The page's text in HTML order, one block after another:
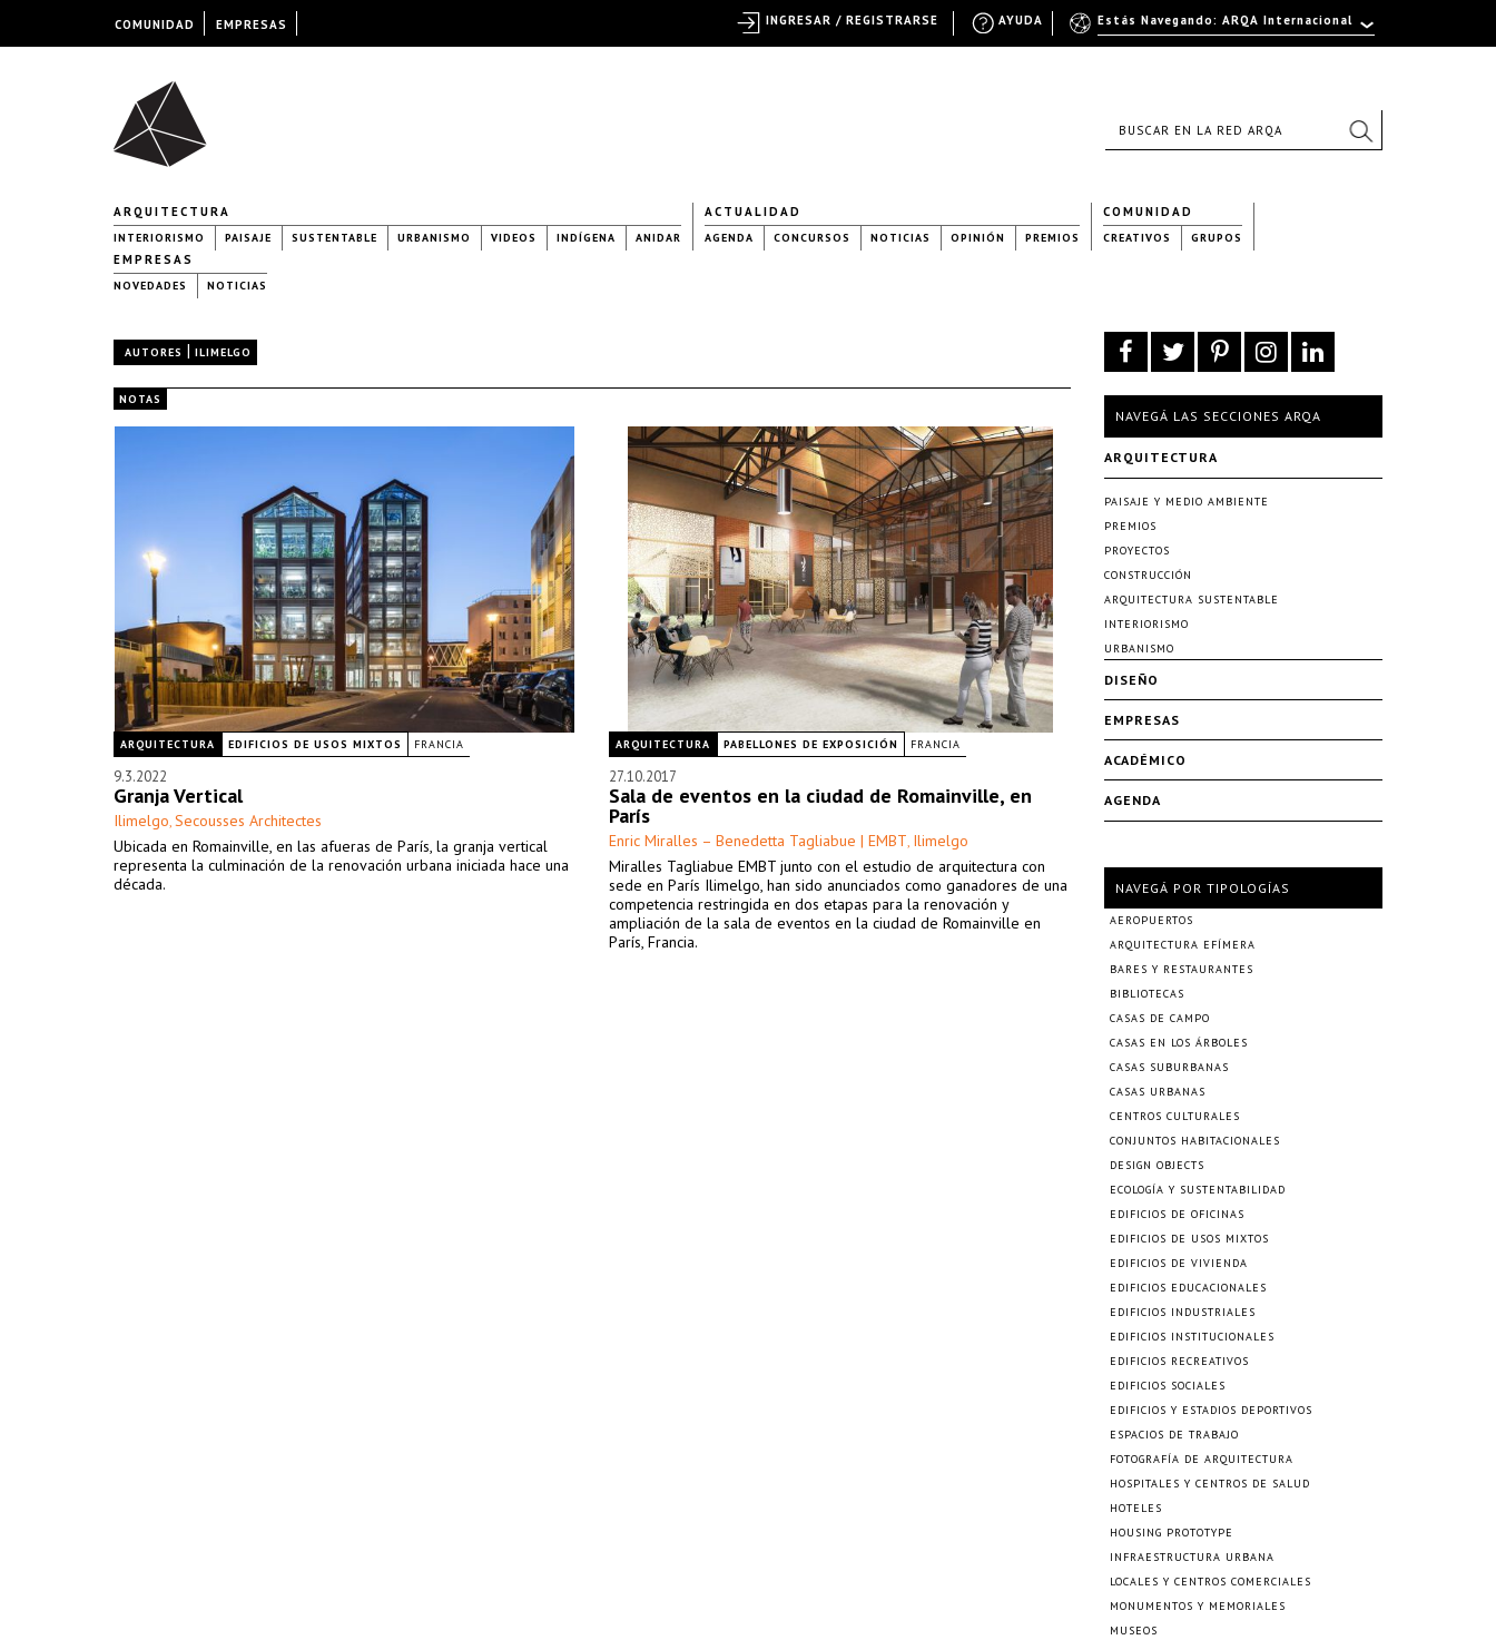
ARQUITECTURA
INTERIORISMO PAISAJE SUSTENTABLE URBANISMO VIDEOS INDÍGENA ANIDAR
ACTUALIDAD
AGENDA CONCURSOS NOTICIAS OPINIÓN PREMIOS
COMUNIDAD
CREATIVOS GRUPOS
EMPRESAS
NOVEDADES NOTICIAS
AUTORES | ILIMELGO
NOTAS
ARQUITECTURA EDIFICIOS DE USOS MIXTOS FRANCIA
9.3.2022
Granja Vertical
Ilimelgo, Secousses Architectes
Ubicada en Romainville, en las afueras de París, la granja vertical
representa la culminación de la renovación urbana iniciada hace una
década.
ARQUITECTURA PABELLONES DE EXPOSICIÓN FRANCIA
27.10.2017
Sala de eventos en la ciudad de Romainville, en
París
Enric Miralles – Benedetta Tagliabue | EMBT, Ilimelgo
Miralles Tagliabue EMBT junto con el estudio de arquitectura con
sede en París Ilimelgo, han sido anunciados como ganadores de una
competencia restringida en dos etapas para la renovación y
ampliación de la sala de eventos en la ciudad de Romainville en
París, Francia.
NAVEGÁ LAS SECCIONES ARQA
ARQUITECTURA
PAISAJE Y MEDIO AMBIENTE
PREMIOS
PROYECTOS
CONSTRUCCIÓN
ARQUITECTURA SUSTENTABLE
INTERIORISMO
URBANISMO
DISEÑO
EMPRESAS
ACADÉMICO
AGENDA
NAVEGÁ POR TIPOLOGÍAS
AEROPUERTOS
ARQUITECTURA EFÍMERA
BARES Y RESTAURANTES
BIBLIOTECAS
CASAS DE CAMPO
CASAS EN LOS ÁRBOLES
CASAS SUBURBANAS
CASAS URBANAS
CENTROS CULTURALES
CONJUNTOS HABITACIONALES
DESIGN OBJECTS
ECOLOGÍA Y SUSTENTABILIDAD
EDIFICIOS DE OFICINAS
EDIFICIOS DE USOS MIXTOS
EDIFICIOS DE VIVIENDA
EDIFICIOS EDUCACIONALES
EDIFICIOS INDUSTRIALES
EDIFICIOS INSTITUCIONALES
EDIFICIOS RECREATIVOS
EDIFICIOS SOCIALES
EDIFICIOS Y ESTADIOS DEPORTIVOS
ESPACIOS DE TRABAJO
FOTOGRAFÍA DE ARQUITECTURA
HOSPITALES Y CENTROS DE SALUD
HOTELES
HOUSING PROTOTYPE
INFRAESTRUCTURA URBANA
LOCALES Y CENTROS COMERCIALES
MONUMENTOS Y MEMORIALES
MUSEOS
COMUNIDAD EMPRESAS Estás Navegando: ARQA Internacional
AYUDA
INGRESAR / REGISTRARSE